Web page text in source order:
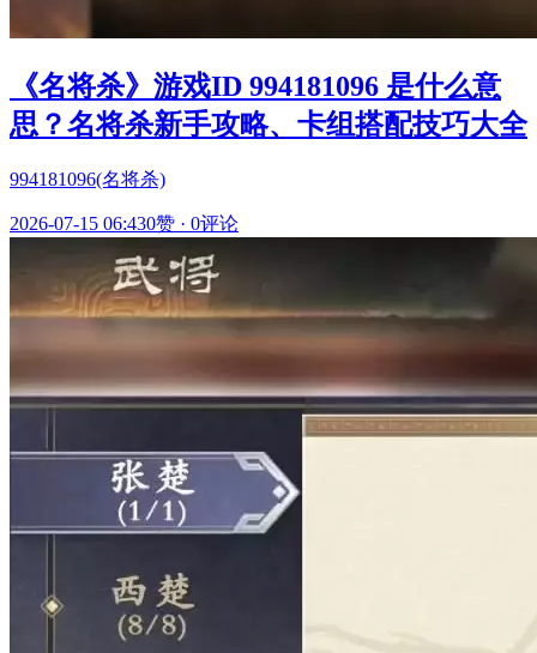
《名将杀》游戏ID 994181096 是什么意
思？名将杀新手攻略、卡组搭配技巧大全
994181096(名将杀)
2026-07-15 06:430赞 · 0评论